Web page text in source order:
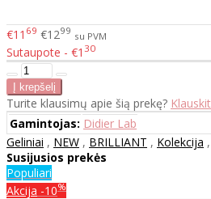
€11 69 €1299 su PVM
Sutaupote - €1 30
Turite klausimų apie šią prekę?
Gamintojas: Didier Lab
Geliniai , NEW , BRILLIANT , Kolekcija ,
Susijusios prekės
Populiari
Akcija -10%